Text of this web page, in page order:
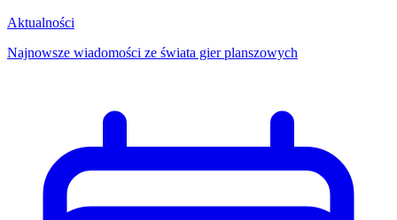
Aktualności
Najnowsze wiadomości ze świata gier planszowych